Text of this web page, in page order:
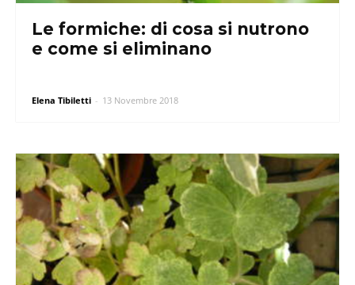
Le formiche: di cosa si nutrono
e come si eliminano
Elena Tibiletti - 13 Novembre 2018